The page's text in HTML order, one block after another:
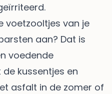
voetzooltjes van je
aan? Dat is
voedende
kussentjes en
asfalt in de zomer of